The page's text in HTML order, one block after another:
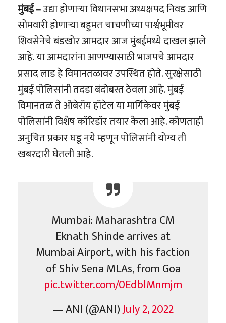
मुंबई –उद्या होणाऱ्या विधानसभा अध्यक्षपद निवड आणि
सोमवारी होणाऱ्या बहुमत चाचणीच्या पार्श्वभूमीवर
शिवसेनेचे बंडखोर आमदार आज मुंबईमध्ये दाखल झाले
आहे. या आमदारांना आणण्यासाठी भाजपचे आमदार
प्रसाद लाड हे विमानतळावर उपस्थित होते. सुरक्षेसाठी
मुंबई पोलिसांनी तदडा बंदोबस्त ठेवला आहे. मुंबई
विमानतळ ते ओबेरॉय हॉटेल या मार्गिकेवर मुंबई
पोलिसांनी विशेष कॉरिडॉर तयार केला आहे. कोणताही
अनुचित प्रकार घडू नये म्हणून पोलिसांनी योग्य ती
खबरदारी घेतली आहे.
Mumbai: Maharashtra CM
Eknath Shinde arrives at
Mumbai Airport, with his faction
of Shiv Sena MLAs, from Goa
pic.twitter.com/0EdblMnmjm
— ANI (@ANI)July 2, 2022